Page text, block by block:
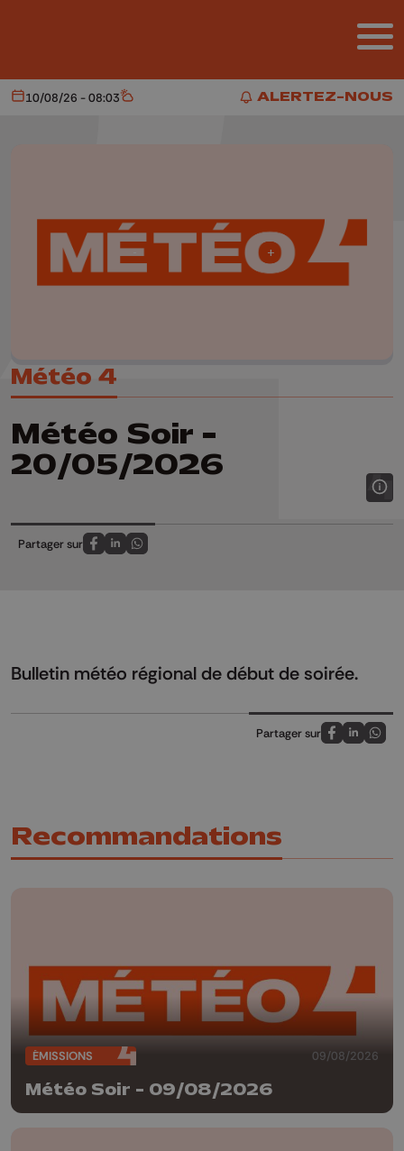
ALERTEZ-NOUS
ALERTEZ-NOUS
Aujourd'hui
10/08/26 - 08:03 Météo
Météo 4
Météo Soir -
20/05/2026
Partager sur
Partagez sur FaceBook
Partagez sur LinkedIn
Partagez sur Whatsapp
Bulletin météo régional de début de soirée.
Partager sur
Partagez sur
Partagez
Recommandations
ÉMISSIONS 09/08/2026
Météo Soir - 09/08/2026